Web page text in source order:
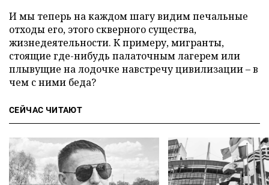
И мы теперь на каждом шагу видим печальные
отходы его, этого скверного существа,
жизнедеятельности. К примеру, мигранты,
стоящие где-нибудь палаточным лагерем или
плывущие на лодочке навстречу цивилизации – в
чем с ними беда?
СЕЙЧАС ЧИТАЮТ